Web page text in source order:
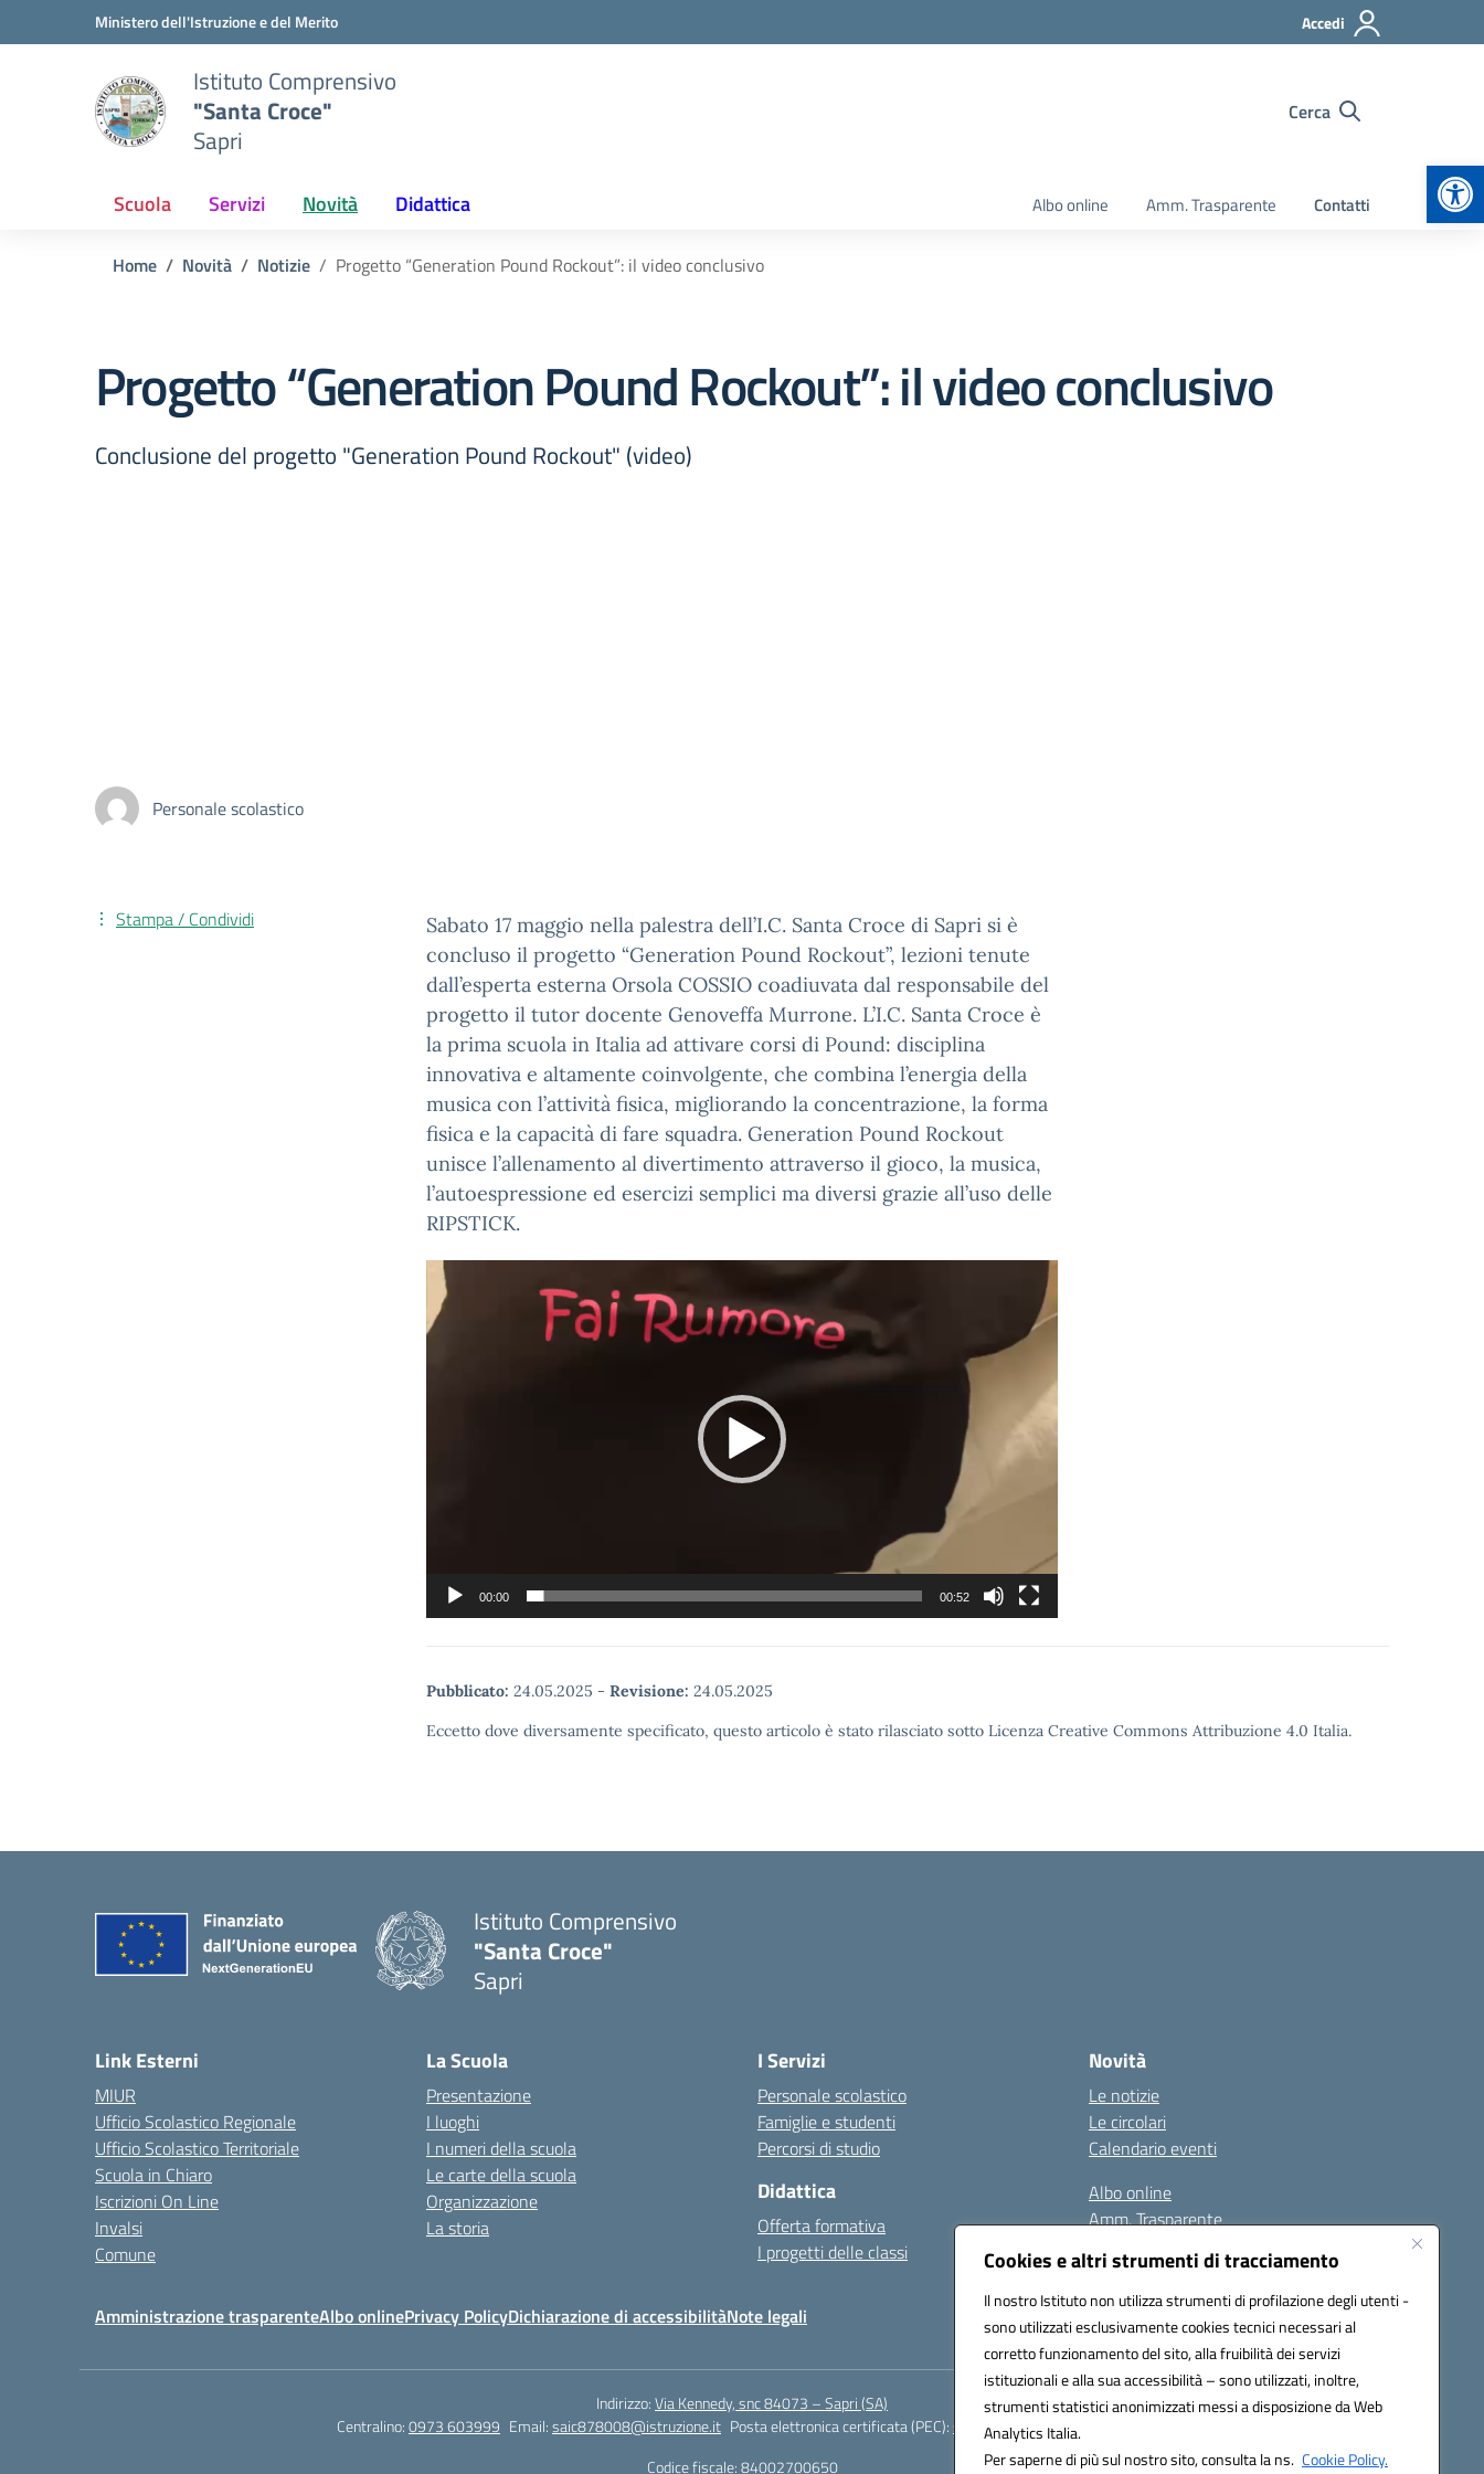
Cookies e altri strumenti di tracciamento
Il nostro Istituto non utilizza strumenti di profilazione degli utenti -
sono utilizzati esclusivamente cookies tecnici necessari al
corretto funzionamento del sito, alla fruibilità dei servizi
istituzionali e alla sua accessibilità – sono utilizzati, inoltre,
strumenti statistici anonimizzati messi a disposizione da Web
Analytics Italia.
Per saperne di più sul nostro sito, consulta la ns. Cookie Policy.
Vai ai contenuti
Vai al menu di navigazioneMinistero dell'Istruzione e del Merito Accedi
Istituto Comprensivo
"Santa Croce"
Sapri
Cerca
Scuola Servizi Novità Didattica Albo online Amm. Trasparente Contatti
Home Novità Notizie Progetto “Generation Pound Rockout”: il video conclusivo
Progetto “Generation Pound Rockout”: il video conclusivo
Conclusione del progetto "Generation Pound Rockout" (video)
Personale scolastico
Sabato 17 maggio nella palestra dell’I.C. Santa Croce di Sapri si è
concluso il progetto “Generation Pound Rockout”, lezioni tenute
dall’esperta esterna Orsola COSSIO coadiuvata dal responsabile del
progetto il tutor docente Genoveffa Murrone. L’I.C. Santa Croce è
la prima scuola in Italia ad attivare corsi di Pound: disciplina
innovativa e altamente coinvolgente, che combina l’energia della
musica con l’attività fisica, migliorando la concentrazione, la forma
fisica e la capacità di fare squadra. Generation Pound Rockout
unisce l’allenamento al divertimento attraverso il gioco, la musica,
l’autoespressione ed esercizi semplici ma diversi grazie all’uso delle
RIPSTICK.
Video
Player
00:00 00:52
Pubblicato: 24.05.2025 - Revisione: 24.05.2025
Eccetto dove diversamente specificato, questo articolo è stato rilasciato sotto Licenza Creative Commons Attribuzione 4.0 Italia.
Stampa / Condividi
Istituto Comprensivo
"Santa Croce"
Sapri
Link Esterni
MIUR
Ufficio Scolastico Regionale
Ufficio Scolastico Territoriale
Scuola in Chiaro
Iscrizioni On Line
Invalsi
Comune
La Scuola
Presentazione
I luoghi
I numeri della scuola
Le carte della scuola
Organizzazione
La storia
I Servizi
Personale scolastico
Famiglie e studenti
Percorsi di studio
Didattica
Offerta formativa
I progetti delle classi
Novità
Le notizie
Le circolari
Calendario eventi
Albo online
Amm. Trasparente
Amministrazione trasparenteAlbo onlinePrivacy PolicyDichiarazione di accessibilitàNote legali
Indirizzo:Via Kennedy, snc 84073 – Sapri (SA)
Centralino:0973 603999 Email:saic878008@istruzione.it Posta elettronica certificata (PEC):saic878008@pec.istruzione.it
Codice fiscale: 84002700650